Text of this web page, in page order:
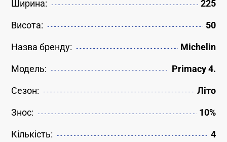
Ширина: 225
Висота: 50
Назва бренду: Michelin
Модель: Primacy 4.
Сезон: Літо
Знос: 10%
Кількість: 4